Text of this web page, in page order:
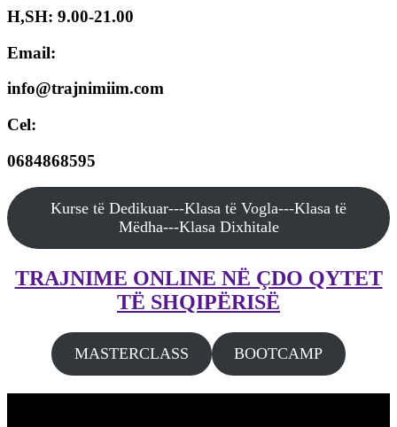
H,SH: 9.00-21.00
Email:
info@trajnimiim.com
Cel:
0684868595
Kurse të Dedikuar---Klasa të Vogla---Klasa të
Mëdha---Klasa Dixhitale
TRAJNIME ONLINE NË ÇDO QYTET
TË SHQIPËRISË
MASTERCLASS BOOTCAMP